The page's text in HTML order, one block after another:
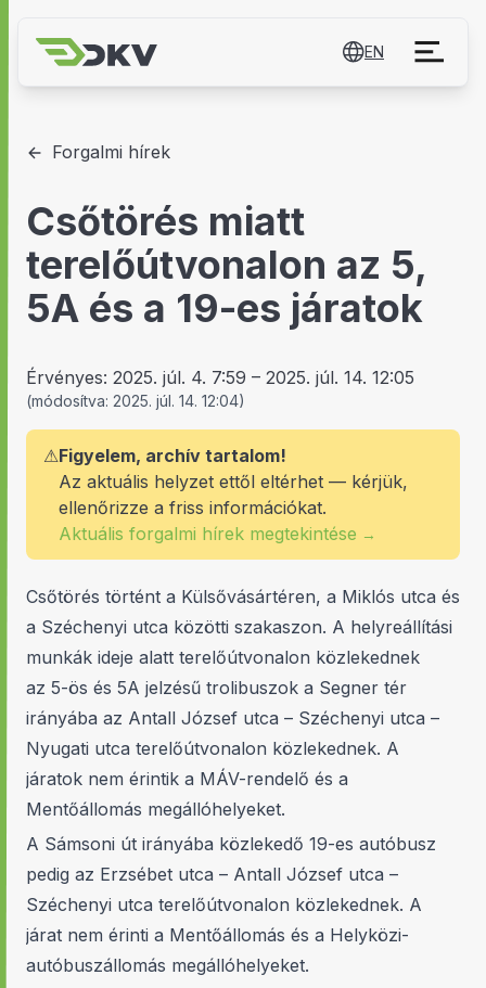
EN
Forgalmi hírek
Csőtörés miatt
terelőútvonalon az 5,
5A és a 19-es járatok
Érvényes: 2025. júl. 4. 7:59 – 2025. júl. 14. 12:05
(módosítva: 2025. júl. 14. 12:04)
⚠Figyelem, archív tartalom!
Az aktuális helyzet ettől eltérhet — kérjük,
ellenőrizze a friss információkat.
Aktuális forgalmi hírek megtekintése →
Csőtörés történt a Külsővásártéren, a Miklós utca és
a Széchenyi utca közötti szakaszon. A helyreállítási
munkák ideje alatt terelőútvonalon közlekednek
az 5-ös és 5A jelzésű trolibuszok a Segner tér
irányába az Antall József utca – Széchenyi utca –
Nyugati utca terelőútvonalon közlekednek. A
járatok nem érintik a MÁV-rendelő és a
Mentőállomás megállóhelyeket.
A Sámsoni út irányába közlekedő 19-es autóbusz
pedig az Erzsébet utca – Antall József utca –
Széchenyi utca terelőútvonalon közlekednek. A
járat nem érinti a Mentőállomás és a Helyközi-
autóbuszállomás megállóhelyeket.